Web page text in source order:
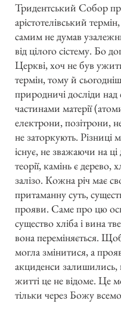
Тридентський Собор
арістотелівський
самим не думав
від цілого сістему. Бо
Церкві, хоч не був
термін, тому й
природничі досліди
частинами матерії
електрони, позітрони,
не заторкують. Різниці
існує, не зважаючи на ці
теорії, камінь є дерево,
залізо. Кожна річ має
притаманну суть,
прояви. Саме про цю
существо хліба і вина
вона переміняється.
могла змінитися, а
акциденси залишились,
житті це не відоме. Це
тільки через Божу